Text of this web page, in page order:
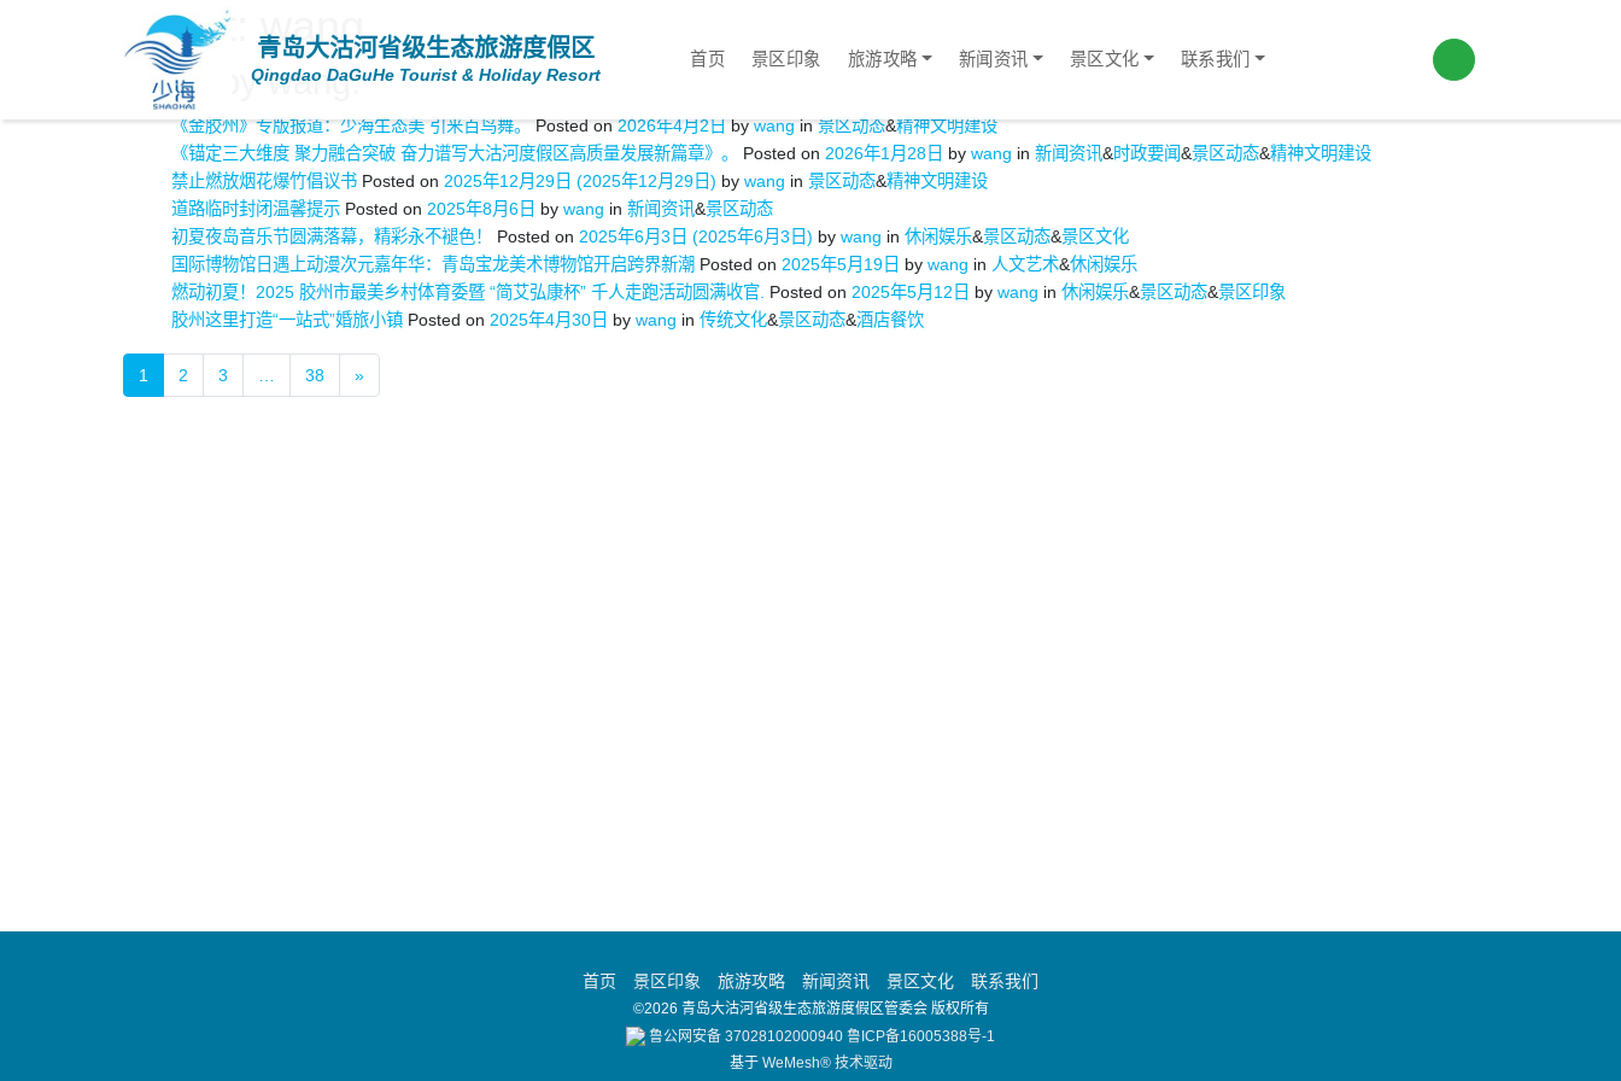
青岛大沽河省级生态旅游度假区
Qingdao DaGuHe Tourist & Holiday Resort
首页 景区印象 旅游攻略 新闻资讯 景区文化 联系我们
About: wang
Posts by wang:
《金胶州》专版报道：少海生态美 引来百鸟舞。 Posted on2026年4月2日bywangin景区动态&精神文明建设
《锚定三大维度 聚力融合突破 奋力谱写大沽河度假区高质量发展新篇章》。
Posted on 2026年1月28日 by wang in 新闻资讯&时政要闻&景区动态&精神文明建设
禁止燃放烟花爆竹倡议书 Posted on 2025年12月29日 (2025年12月29日) by wang in 景区动态&精神文明建设
道路临时封闭温馨提示 Posted on 2025年8月6日 by wang in 新闻资讯&景区动态
初夏夜岛音乐节圆满落幕，精彩永不褪色！
Posted on 2025年6月3日 (2025年6月3日) by wang in 休闲娱乐&景区动态&景区文化
国际博物馆日遇上动漫次元嘉年华：青岛宝龙美术博物馆开启跨界新潮 Posted on 2025年5月19日 by wang in 人文艺术&休闲娱乐
燃动初夏！2025 胶州市最美乡村体育委暨 “简艾弘康杯” 千人走跑活动圆满收官. Posted on 2025年5月12日 by wang in 休闲娱乐&景区动态&景区印象
胶州这里打造“一站式”婚旅小镇 Posted on 2025年4月30日 by wang in 传统文化&景区动态&酒店餐饮
1 2 3 38 »
首页 景区印象 旅游攻略 新闻资讯 景区文化 联系我们
©2026 青岛大沽河省级生态旅游度假区管委会 版权所有
鲁公网安备 37028102000940 鲁ICP备16005388号-1
基于 WeMesh® 技术驱动